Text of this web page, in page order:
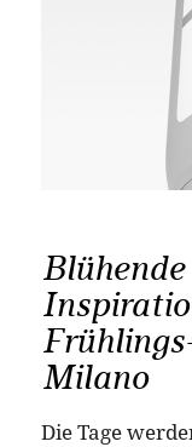
Milano
Die Tage